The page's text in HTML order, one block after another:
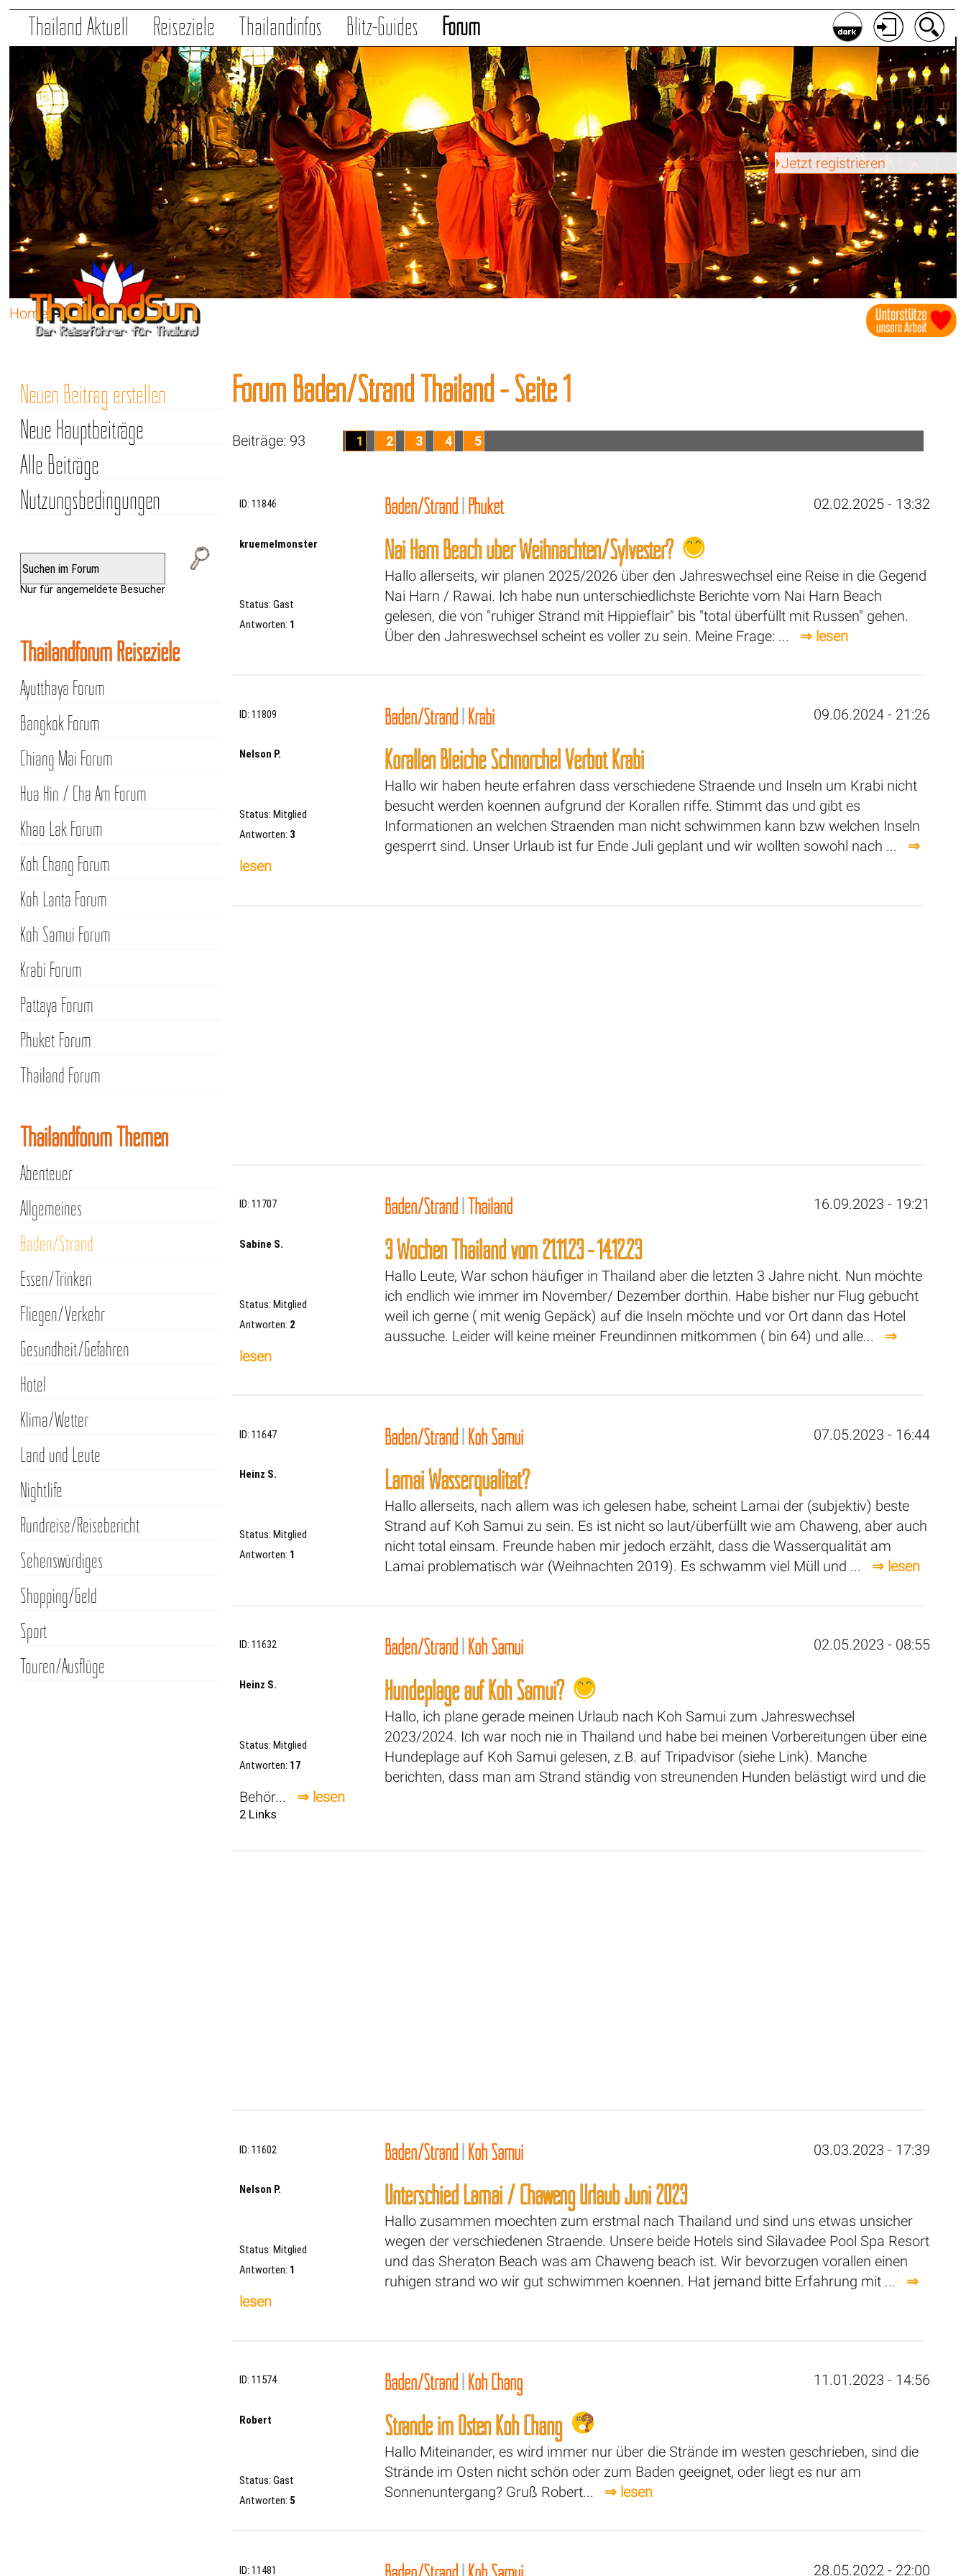
Thailand Aktuell Reiseziele Thailandinfos Blitz-Guides Forum
Jetzt registrieren
Home➔
Forum Baden/Strand Thailand - Seite 1
Beiträge: 93 1 2 3 4 5
ID: 11846 Baden/Strand|Phuket 02.02.2025 - 13:32
kruemelmonster
Status: Gast
Antworten: 1
Nai Harn Beach über Weihnachten/Sylvester?
Hallo allerseits, wir planen 2025/2026 über den Jahreswechsel eine Reise in die Gegend
Nai Harn / Rawai. Ich habe nun unterschiedlichste Berichte vom Nai Harn Beach
gelesen, die von "ruhiger Strand mit Hippieflair" bis "total überfüllt mit Russen" gehen.
Über den Jahreswechsel scheint es voller zu sein. Meine Frage: ... ⇒ lesen
ID: 11809 Baden/Strand|Krabi 09.06.2024 - 21:26
Nelson P.
Status: Mitglied
Antworten: 3
Korallen Bleiche Schnorchel Verbot Krabi
Hallo wir haben heute erfahren dass verschiedene Straende und Inseln um Krabi nicht
besucht werden koennen aufgrund der Korallen riffe. Stimmt das und gibt es
Informationen an welchen Straenden man nicht schwimmen kann bzw welchen Inseln
gesperrt sind. Unser Urlaub ist fur Ende Juli geplant und wir wollten sowohl nach ... ⇒
lesen
ID: 11707 Baden/Strand|Thailand 16.09.2023 - 19:21
Sabine S.
Status: Mitglied
Antworten: 2
3 Wochen Thailand vom 21.11.23 - 14.12.23
Hallo Leute, War schon häufiger in Thailand aber die letzten 3 Jahre nicht. Nun möchte
ich endlich wie immer im November/ Dezember dorthin. Habe bisher nur Flug gebucht
weil ich gerne ( mit wenig Gepäck) auf die Inseln möchte und vor Ort dann das Hotel
aussuche. Leider will keine meiner Freundinnen mitkommen ( bin 64) und alle... ⇒
lesen
ID: 11647 Baden/Strand|Koh Samui 07.05.2023 - 16:44
Heinz S.
Status: Mitglied
Antworten: 1
Lamai Wasserqualität?
Hallo allerseits, nach allem was ich gelesen habe, scheint Lamai der (subjektiv) beste
Strand auf Koh Samui zu sein. Es ist nicht so laut/überfüllt wie am Chaweng, aber auch
nicht total einsam. Freunde haben mir jedoch erzählt, dass die Wasserqualität am
Lamai problematisch war (Weihnachten 2019). Es schwamm viel Müll und ... ⇒ lesen
ID: 11632 Baden/Strand|Koh Samui 02.05.2023 - 08:55
Heinz S.
Status: Mitglied
Antworten: 17
Hundeplage auf Koh Samui?
Hallo, ich plane gerade meinen Urlaub nach Koh Samui zum Jahreswechsel
2023/2024. Ich war noch nie in Thailand und habe bei meinen Vorbereitungen über eine
Hundeplage auf Koh Samui gelesen, z.B. auf Tripadvisor (siehe Link). Manche
berichten, dass man am Strand ständig von streunenden Hunden belästigt wird und die
Behör... ⇒ lesen
2 Links
ID: 11602 Baden/Strand|Koh Samui 03.03.2023 - 17:39
Nelson P.
Status: Mitglied
Antworten: 1
Unterschied Lamai / Chaweng Urlaub Juni 2023
Hallo zusammen moechten zum erstmal nach Thailand und sind uns etwas unsicher
wegen der verschiedenen Straende. Unsere beide Hotels sind Silavadee Pool Spa Resort
und das Sheraton Beach was am Chaweng beach ist. Wir bevorzugen vorallen einen
ruhigen strand wo wir gut schwimmen koennen. Hat jemand bitte Erfahrung mit ... ⇒
lesen
ID: 11574 Baden/Strand|Koh Chang 11.01.2023 - 14:56
Robert
Status: Gast
Antworten: 5
Strände im Osten Koh Chang
Hallo Miteinander, es wird immer nur über die Strände im westen geschrieben, sind die
Strände im Osten nicht schön oder zum Baden geeignet, oder liegt es nur am
Sonnenuntergang? Gruß Robert... ⇒ lesen
ID: 11481 28.05.2022 - 22:00
Neuen Beitrag erstellen
Neue Hauptbeiträge
Alle Beiträge
Nutzungsbedingungen
Nur für angemeldete Besucher
Thailandforum Reiseziele
Ayutthaya Forum
Bangkok Forum
Chiang Mai Forum
Hua Hin / Cha Am Forum
Khao Lak Forum
Koh Chang Forum
Koh Lanta Forum
Koh Samui Forum
Krabi Forum
Pattaya Forum
Phuket Forum
Thailand Forum
Thailandforum Themen
Abenteuer
Allgemeines
Baden/Strand
Essen/Trinken
Fliegen/Verkehr
Gesundheit/Gefahren
Hotel
Klima/Wetter
Land und Leute
Nightlife
Rundreise/Reisebericht
Sehenswürdiges
Shopping/Geld
Sport
Touren/Ausflüge